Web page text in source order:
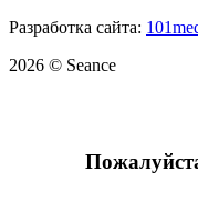
Разработка сайта:
2026 © Seance